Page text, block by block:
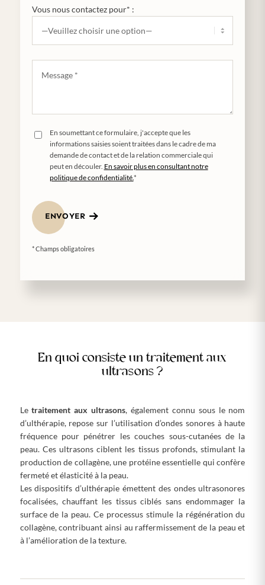
Vous nous contactez pour* :
En soumettant ce formulaire, j'accepte que les
informations saisies soient traitées dans le cadre de ma
demande de contact et de la relation commerciale qui
peut en découler. En savoir plus en consultant notre
politique de confidentialité.*
ENVOYER
* Champs obligatoires
En quoi consiste un traitement aux
ultrasons ?
Letraitement aux ultrasons, également connu sous le nom
d’ulthérapie, repose sur l’utilisation d’ondes sonores à haute
fréquence pour pénétrer les couches sous-cutanées de la
peau. Ces ultrasons ciblent les tissus profonds, stimulant la
production de collagène, une protéine essentielle qui confère
fermeté et élasticité à la peau.
Les dispositifs d’ulthérapie émettent des ondes ultrasonores
focalisées, chauffant les tissus ciblés sans endommager la
surface de la peau. Ce processus stimule la régénération du
collagène, contribuant ainsi au raffermissement de la peau et
à l’amélioration de la texture.